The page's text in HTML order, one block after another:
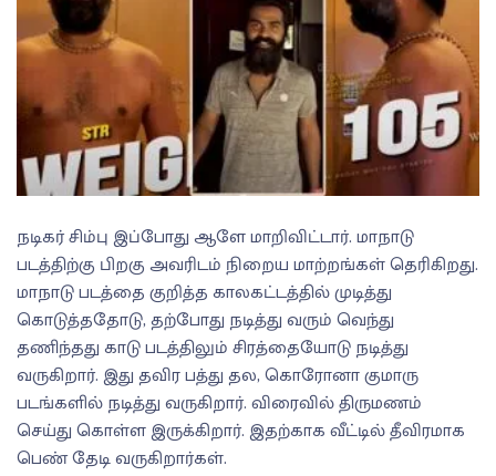
நடிகர் சிம்பு இப்போது ஆளே மாறிவிட்டார். மாநாடு
படத்திற்கு பிறகு அவரிடம் நிறைய மாற்றங்கள் தெரிகிறது.
மாநாடு படத்தை குறித்த காலகட்டத்தில் முடித்து
கொடுத்ததோடு, தற்போது நடித்து வரும் வெந்து
தணிந்தது காடு படத்திலும் சிரத்தையோடு நடித்து
வருகிறார். இது தவிர பத்து தல, கொரோனா குமாரு
படங்களில் நடித்து வருகிறார். விரைவில் திருமணம்
செய்து கொள்ள இருக்கிறார். இதற்காக வீட்டில் தீவிரமாக
பெண் தேடி வருகிறார்கள்.